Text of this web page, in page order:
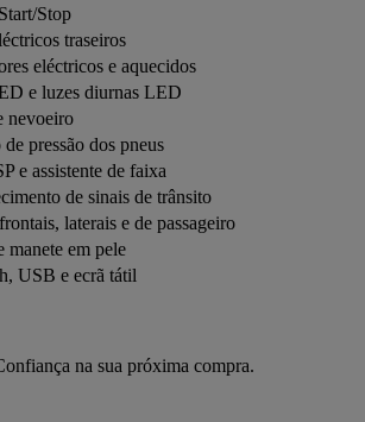
Stop
traseiros
eléctricos e aquecidos
e luzes diurnas LED
nevoeiro
pressão dos pneus
e assistente de faixa
de sinais de trânsito
laterais e de passageiro
manete em pele
USB e ecrã tátil
na sua próxima compra.